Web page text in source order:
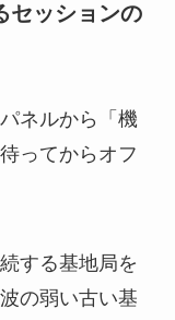
セッションの
ネルから「機
ってからオフ
する基地局を
の弱い古い基